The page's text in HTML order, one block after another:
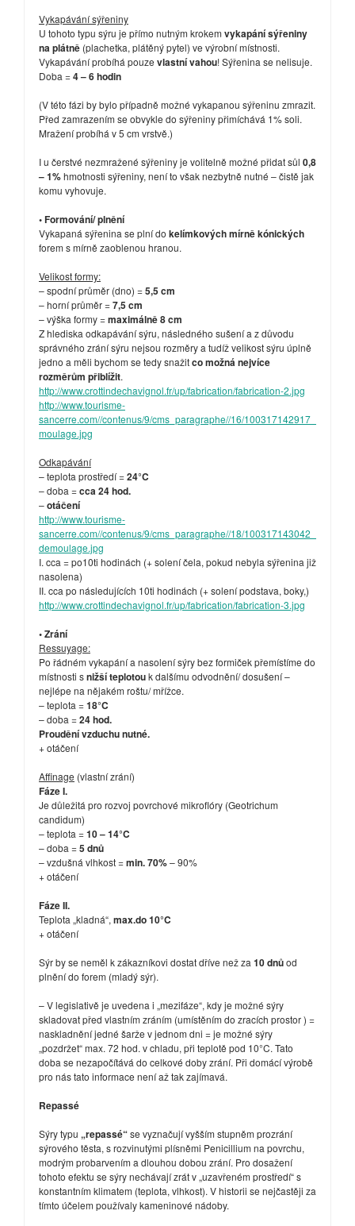
Vykapávání sýřeniny
U tohoto typu sýru je přímo nutným krokem vykapání sýřeniny
na plátně (plachetka, plátěný pytel) ve výrobní místnosti.
Vykapávání probíhá pouze vlastní vahou! Sýřenina se nelisuje.
Doba =4 – 6 hodin
(V této fázi by bylo případně možné vykapanou sýřeninu zmrazit.
Před zamrazením se obvykle do sýřeniny přimíchává 1% soli.
Mražení probíhá v 5 cm vrstvě.)
I u čerstvé nezmražené sýřeniny je volitelně možné přidat sůl 0,8
– 1%hmotnosti sýřeniny, není to však nezbytně nutné – čistě jak
komu vyhovuje.
• Formování/ plnění
Vykapaná sýřenina se plní do kelímkových mírně kónických
forem s mírně zaoblenou hranou.
Velikost formy:
– spodní průměr (dno) =5,5 cm
– horní průměr =7,5 cm
– výška formy =maximálně 8 cm
Z hlediska odkapávání sýru, následného sušení a z důvodu
správného zrání sýru nejsou rozměry a tudíž velikost sýru úplně
jedno a měli bychom se tedy snažitco možná nejvíce
rozměrům přiblížit.
http://www.crottindechavignol.fr/up/fabrication/fabrication-2.jpg
http://www.tourisme-
sancerre.com//contenus/9/cms_paragraphe//16/100317142917_
moulage.jpg
Odkapávání
– teplota prostředí =24°C
– doba =cca 24 hod.
–otáčení
http://www.tourisme-
sancerre.com//contenus/9/cms_paragraphe//18/100317143042_
demoulage.jpg
I. cca = po10ti hodinách (+ solení čela, pokud nebyla sýřenina již
nasolena)
II. cca po následujících 10ti hodinách (+ solení podstava, boky,)
http://www.crottindechavignol.fr/up/fabrication/fabrication-3.jpg
• Zrání
Ressuyage:
Po řádném vykapání a nasolení sýry bez formiček přemístíme do
místnosti snižší teplotouk dalšímu odvodnění/ dosušení –
nejlépe na nějakém roštu/ mřížce.
– teplota =18°C
– doba =24 hod.
Proudění vzduchu nutné.
+ otáčení
Affinage (vlastní zrání)
Fáze I.
Je důležitá pro rozvoj povrchové mikroflóry (Geotrichum
candidum)
– teplota =10 – 14°C
– doba =5 dnů
– vzdušná vlhkost =min. 70%– 90%
+ otáčení
Fáze II.
Teplota „kladná“, max.do 10°C
+ otáčení
Sýr by se neměl k zákazníkovi dostat dříve než za 10 dnůod
plnění do forem (mladý sýr).
– V legislativě je uvedena i „mezifáze“, kdy je možné sýry
skladovat před vlastním zráním (umístěním do zracích prostor ) =
naskladnění jedné šarže v jednom dni = je možné sýry
„pozdržet“ max. 72 hod. v chladu, při teplotě pod 10°C. Tato
doba se nezapočítává do celkové doby zrání. Při domácí výrobě
pro nás tato informace není až tak zajímavá.
Repassé
Sýry typu „repassé“se vyznačují vyšším stupněm prozrání
sýrového těsta, s rozvinutými plísněmi Penicillium na povrchu,
modrým probarvením a dlouhou dobou zrání. Pro dosažení
tohoto efektu se sýry nechávají zrát v „uzavřeném prostředí“ s
konstantním klimatem (teplota, vlhkost). V historii se nejčastěji za
tímto účelem používaly kameninové nádoby.